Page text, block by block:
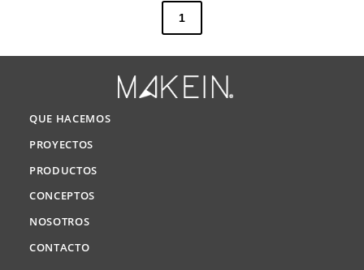
1
QUE HACEMOS
PROYECTOS
PRODUCTOS
CONCEPTOS
NOSOTROS
CONTACTO